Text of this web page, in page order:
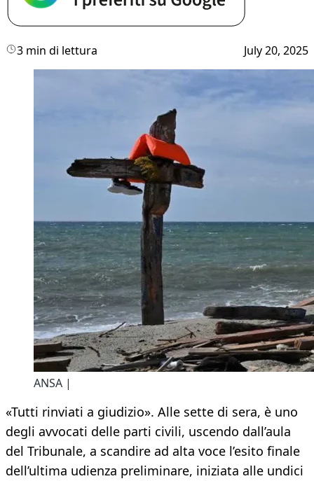
3 min di lettura July 20, 2025
ANSA |
«Tutti rinviati a giudizio». Alle sette di sera, è uno
degli avvocati delle parti civili, uscendo dall’aula
del Tribunale, a scandire ad alta voce l’esito finale
dell’ultima udienza preliminare, iniziata alle undici